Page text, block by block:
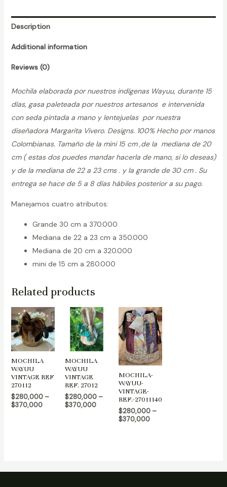
Description
Additional information
Reviews (0)
Mochila elaborada por nuestros indígenas Wayuu, durante 15
días, gasa paleteada por nuestros artesanos e intervenida
con seda pintada a mano y lentejuelas por nuestra
diseñadora Margarita Vivero. Designs. 100% Hecho por manos
Colombianas. Tamaño de la mini 15 cm ,de la mediana de 20
cm ( estas dos puedes mandar hacerla de mano, si lo deseas)
y de la mediana de 22 a 23 cms . y la grande de 30 cm . Su
entrega se hace de 5 a 8 días hábiles posterior a su pago.
Manejamos cuatro atributos:
Grande 30 cm a 370.000
Mediana de 22 a 23 cm a 350.000
Mediana de 20 cm a 320.000
mini de 15 cm a 280.000
Related products
MOCHILA
WAYUU
VINTAGE REF
270112
$280,000–
$370,000
MOCHILA
WAYUU
VINTAGE
REF. 27012
$280,000–
$370,000
MOCHILA-
WAYUU-
VINTAGE-
REF.-27011140
$280,000–
$370,000